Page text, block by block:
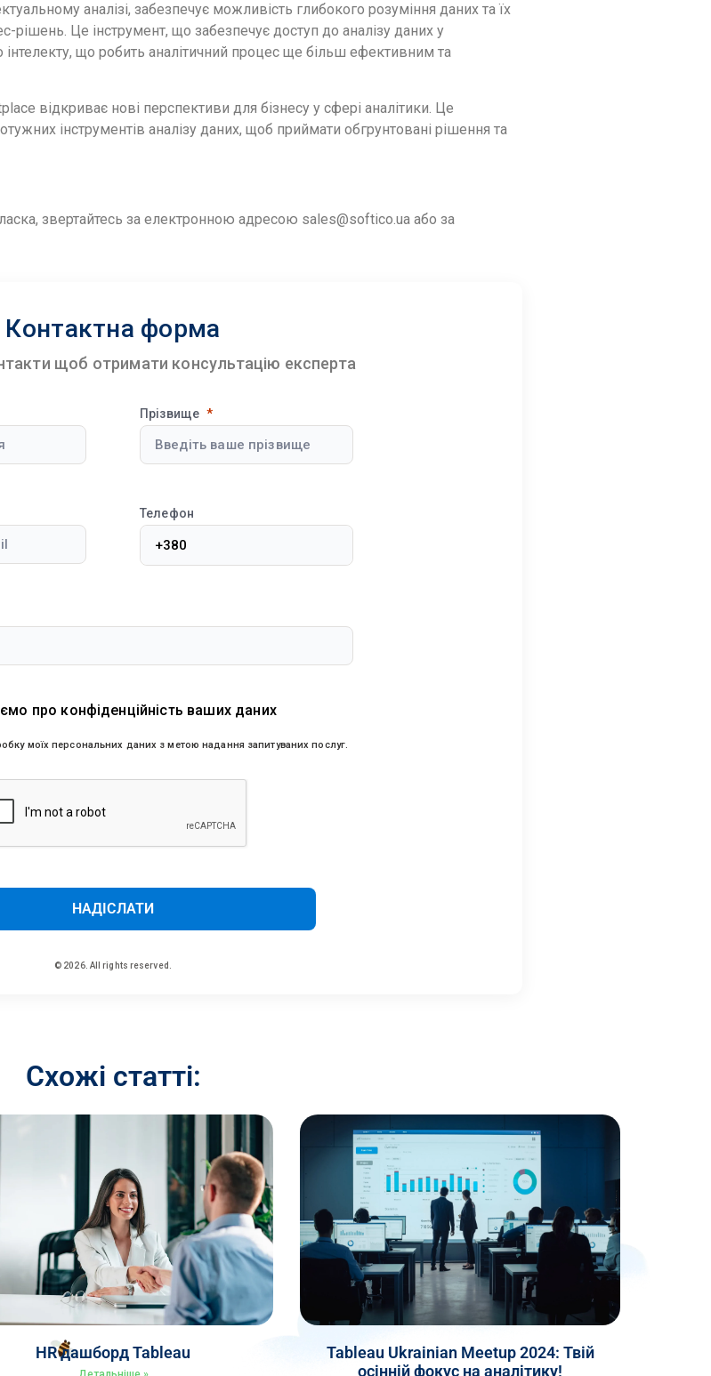
аналізі, забезпечує можливість глибокого розуміння даних та їх
рішень. Це інструмент, що забезпечує доступ до аналізу даних у
інтелекту, що робить аналітичний процес ще більш ефективним та
відкриває нові перспективи для бізнесу у сфері аналітики. Це
інструментів аналізу даних, щоб приймати обгрунтовані рішення та
звертайтесь за електронною адресою sales@softico.ua або за
Контактна форма
щоб отримати консультацію експерта
Прізвище
Телефон
про конфіденційність ваших даних
моїх персональних даних з метою надання запитуваних послуг.
НАДІСЛАТИ
© 2026. All rights reserved.
Схожі статті:
HR дашборд Tableau
Tableau Ukrainian Meetup 2024: Твій
осінній фокус на аналітику!